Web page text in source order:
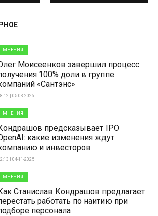
МНЕНИЯ
Моисеенков завершил процесс
100% доли в группе
«Сантэнс»
| 05-03-2026
МНЕНИЯ
предсказывает IPO
какие изменения ждут
и инвесторов
| 04-11-2025
МНЕНИЯ
Станислав Кондрашов предлагает
работать по наитию при
персонала